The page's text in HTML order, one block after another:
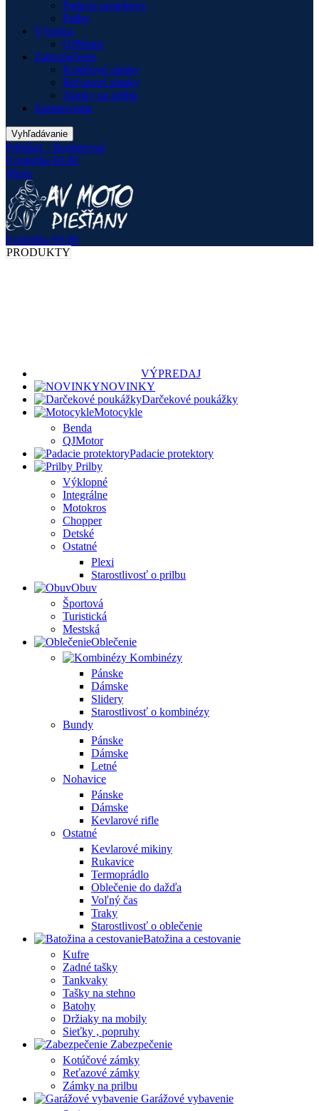
Padacie protektory
Prilby
Výrobca
QJMotor
Zabezpečenie
Kotúčové zámky
Reťazové zámky
Zámky na prilbu
Zazimovanie
Vyhľadávanie
Prihlásiť / Registrovať
0 položka €0.00
Menu
0 položka €0.00
PRODUKTY
VÝPREDAJ
NOVINKY
Darčekové poukážky
Motocykle
Benda
QJMotor
Padacie protektory
Prilby
Výklopné
Integrálne
Motokros
Chopper
Detské
Ostatné
Plexi
Starostlivosť o prilbu
Obuv
Športová
Turistická
Mestská
Oblečenie
Kombinézy
Pánske
Dámske
Slidery
Starostlivosť o kombinézy
Bundy
Pánske
Dámske
Letné
Nohavice
Pánske
Dámske
Kevlarové rifle
Ostatné
Kevlarové mikiny
Rukavice
Termoprádlo
Oblečenie do dažďa
Voľný čas
Traky
Starostlivosť o oblečenie
Batožina a cestovanie
Kufre
Zadné tašky
Tankvaky
Tašky na stehno
Batohy
Držiaky na mobily
Sieťky , popruhy
Zabezpečenie
Kotúčové zámky
Reťazové zámky
Zámky na prilbu
Garážové vybavenie